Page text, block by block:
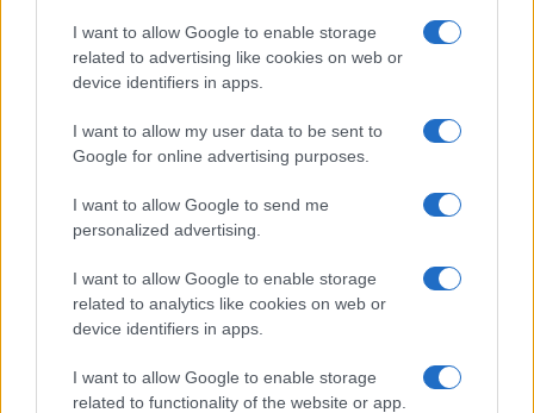
I want to allow Google to enable storage
related to advertising like cookies on web or
device identifiers in apps.
I want to allow my user data to be sent to
Google for online advertising purposes.
I want to allow Google to send me
personalized advertising.
I want to allow Google to enable storage
related to analytics like cookies on web or
device identifiers in apps.
I want to allow Google to enable storage
related to functionality of the website or app.
Continua a leggere
SOSTENIBILITÀ